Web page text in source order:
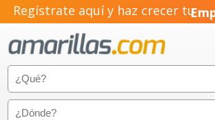
Regístrate aquí y haz crecer tu